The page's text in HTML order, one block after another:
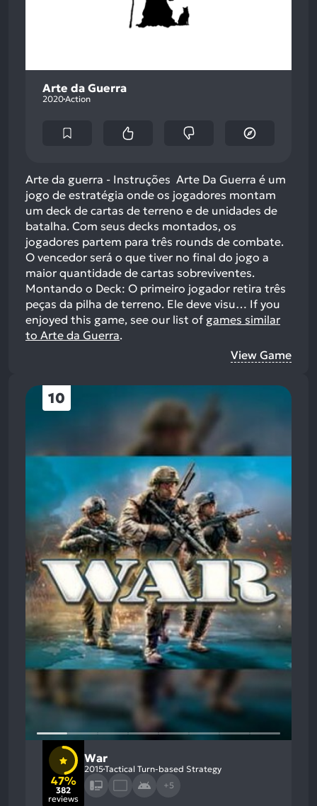
Arte da Guerra
2020Action
Arte da guerra - Instruções Arte Da Guerra é um
jogo de estratégia onde os jogadores montam
um deck de cartas de terreno e de unidades de
batalha. Com seus decks montados, os
jogadores partem para três rounds de combate.
O vencedor será o que tiver no final do jogo a
maior quantidade de cartas sobreviventes.
Montando o Deck: O primeiro jogador retira três
peças da pilha de terreno. Ele deve visu… If you
enjoyed this game, see our list of games similar
to Arte da Guerra.
View Game
10
47%
382
reviews
War
2015Tactical Turn-based Strategy
+5